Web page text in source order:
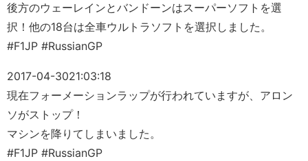
後方のウェーレインとバンドーンはスーパーソフトを選
択！他の18台は全車ウルトラソフトを選択しました。
#F1JP #RussianGP
2017-04-3021:03:18
現在フォーメーションラップが行われていますが、アロン
ソがストップ！
マシンを降りてしまいました。
#F1JP #RussianGP